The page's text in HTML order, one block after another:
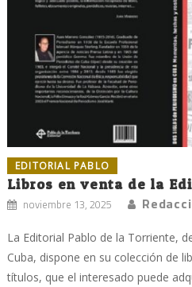
EDITORIAL PABLO
Libros en venta de la
noviembre 13, 2025
La Editorial Pablo de la Torriente,
Cuba, dispone en su colección de
títulos, que el interesado puede